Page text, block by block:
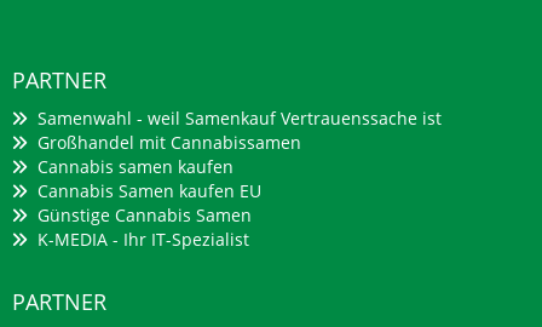
PARTNER
Samenwahl - weil Samenkauf Vertrauenssache ist
Großhandel mit Cannabissamen
Cannabis samen kaufen
Cannabis Samen kaufen EU
Günstige Cannabis Samen
K-MEDIA - Ihr IT-Spezialist
PARTNER